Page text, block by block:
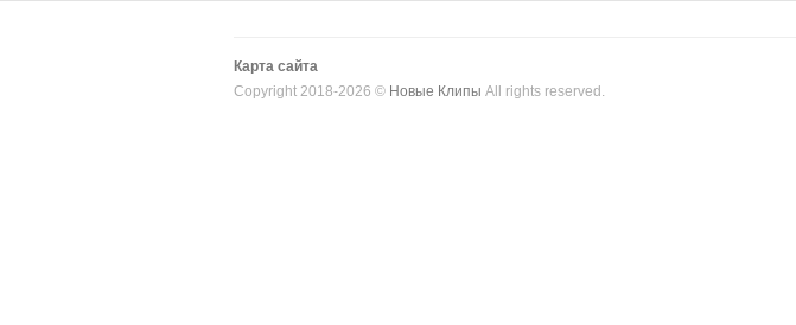
Карта сайта
Copyright 2018-2026 © Новые Клипы All rights reserved.